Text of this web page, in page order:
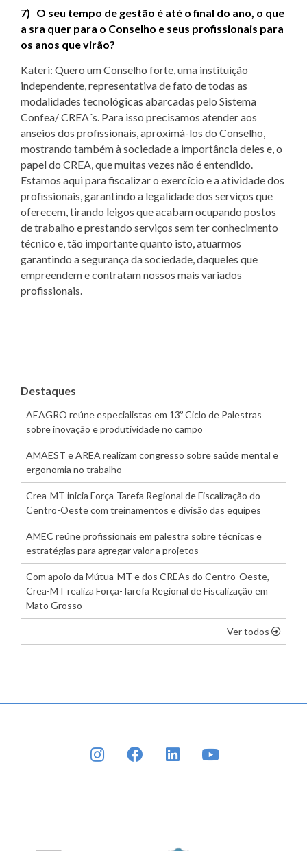
7) O seu tempo de gestão é até o final do ano, o que
a sra quer para o Conselho e seus profissionais para
os anos que virão?
Kateri: Quero um Conselho forte, uma instituição
independente, representativa de fato de todas as
modalidades tecnológicas abarcadas pelo Sistema
Confea/ CREA´s. Para isso precisamos atender aos
anseios dos profissionais, aproximá-los do Conselho,
mostrando também à sociedade a importância deles e, o
papel do CREA, que muitas vezes não é entendido.
Estamos aqui para fiscalizar o exercício e a atividade dos
profissionais, garantindo a legalidade dos serviços que
oferecem, tirando leigos que acabam ocupando postos
de trabalho e prestando serviços sem ter conhecimento
técnico e, tão importante quanto isto, atuarmos
garantindo a segurança da sociedade, daqueles que
empreendem e contratam nossos mais variados
profissionais.
Destaques
AEAGRO reúne especialistas em 13º Ciclo de Palestras
sobre inovação e produtividade no campo
AMAEST e AREA realizam congresso sobre saúde mental e
ergonomia no trabalho
Crea-MT inicia Força-Tarefa Regional de Fiscalização do
Centro-Oeste com treinamentos e divisão das equipes
AMEC reúne profissionais em palestra sobre técnicas e
estratégias para agregar valor a projetos
Com apoio da Mútua-MT e dos CREAs do Centro-Oeste,
Crea-MT realiza Força-Tarefa Regional de Fiscalização em
Mato Grosso
Ver todos os
INSTAGRAMFACEBOOKLINKEDIN